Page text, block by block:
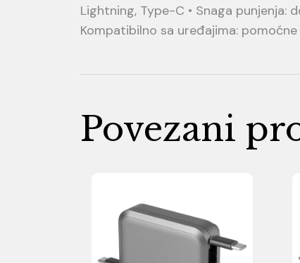
Lightning, Type-C • Snaga punjenja:
Kompatibilno sa uređajima:
Povezani